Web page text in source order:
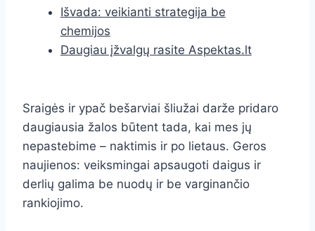
Išvada: veikianti strategija be
chemijos
Daugiau įžvalgų rasite Aspektas.lt
Sraigės ir ypač bešarviai šliužai darže pridaro
daugiausia žalos būtent tada, kai mes jų
nepastebime – naktimis ir po lietaus. Geros
naujienos: veiksmingai apsaugoti daigus ir
derlių galima be nuodų ir be varginančio
rankiojimo.